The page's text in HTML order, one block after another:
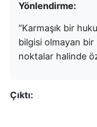
Yönlendirme:
“Karmaşık bir
bilgisi olmayan
noktalar halinde
Çıktı: